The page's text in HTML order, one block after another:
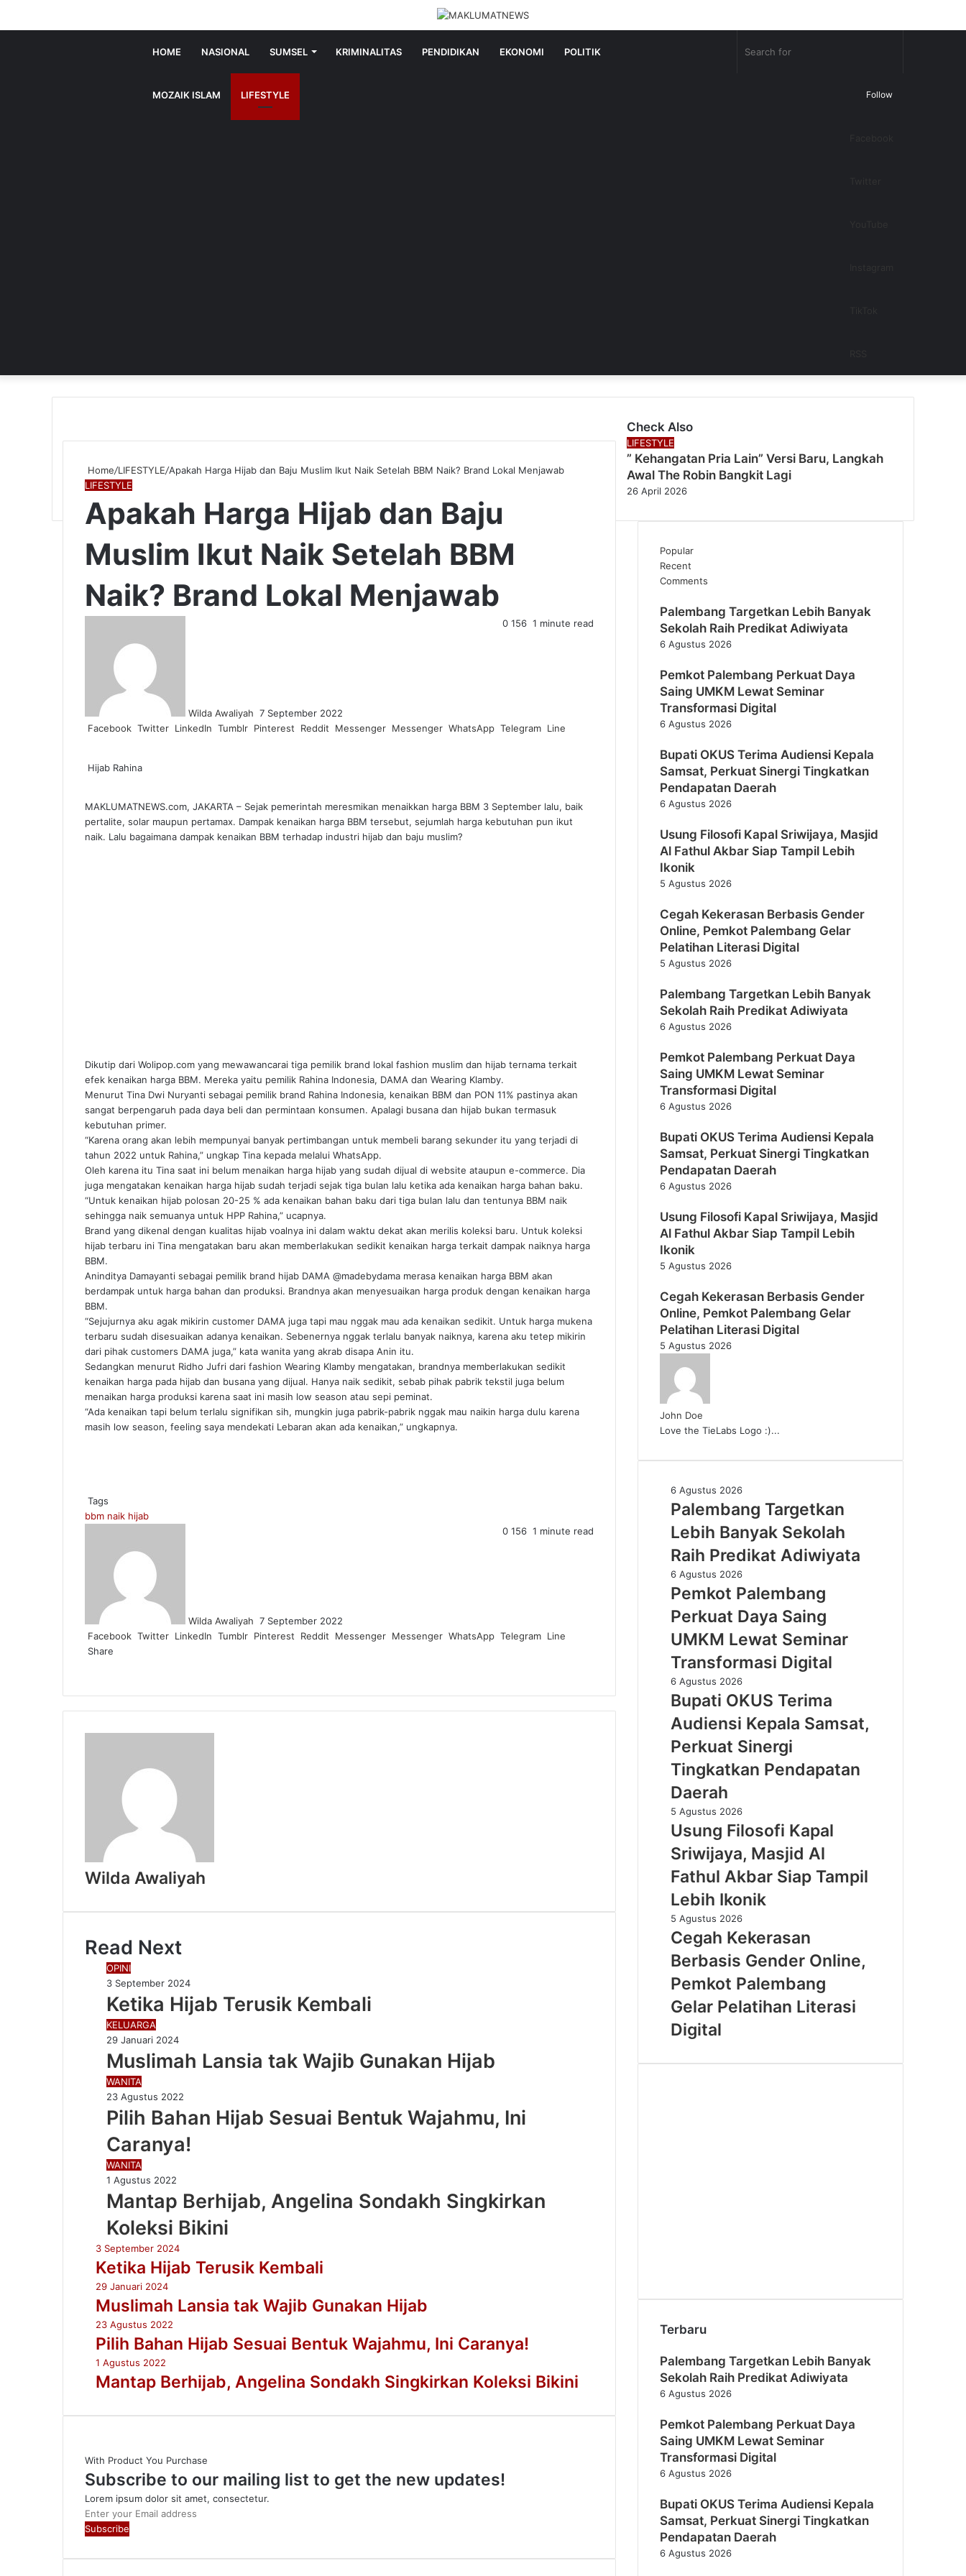
HOME NASIONAL SUMSEL KRIMINALITAS PENDIDIKAN EKONOMI POLITIK
MOZAIK ISLAM LIFESTYLE for
Random
Follow
Home/LIFESTYLE/Apakah Harga Hijab dan Baju Muslim Ikut Naik Setelah BBM Naik? Brand Lokal Menjawab
LIFESTYLE
Apakah Harga Hijab dan Baju
Muslim Ikut Naik Setelah BBM
Naik? Brand Lokal Menjawab
Wilda Awaliyah 7 September 2022
0 156 1 minute read
Facebook Twitter LinkedIn Tumblr Pinterest Reddit Messenger Messenger WhatsApp Telegram Line
Hijab Rahina
MAKLUMATNEWS.com, JAKARTA – Sejak pemerintah meresmikan menaikkan harga BBM 3 September lalu, baik
pertalite, solar maupun pertamax. Dampak kenaikan harga BBM tersebut, sejumlah harga kebutuhan pun ikut
naik. Lalu bagaimana dampak kenaikan BBM terhadap industri hijab dan baju muslim?
Dikutip dari Wolipop.com yang mewawancarai tiga pemilik brand lokal fashion muslim dan hijab ternama terkait
efek kenaikan harga BBM. Mereka yaitu pemilik Rahina Indonesia, DAMA dan Wearing Klamby.
Menurut Tina Dwi Nuryanti sebagai pemilik brand Rahina Indonesia, kenaikan BBM dan PON 11% pastinya akan
sangat berpengaruh pada daya beli dan permintaan konsumen. Apalagi busana dan hijab bukan termasuk
kebutuhan primer.
“Karena orang akan lebih mempunyai banyak pertimbangan untuk membeli barang sekunder itu yang terjadi di
tahun 2022 untuk Rahina,” ungkap Tina kepada melalui WhatsApp.
Oleh karena itu Tina saat ini belum menaikan harga hijab yang sudah dijual di website ataupun e-commerce. Dia
juga mengatakan kenaikan harga hijab sudah terjadi sejak tiga bulan lalu ketika ada kenaikan harga bahan baku.
“Untuk kenaikan hijab polosan 20-25 % ada kenaikan bahan baku dari tiga bulan lalu dan tentunya BBM naik
sehingga naik semuanya untuk HPP Rahina,” ucapnya.
Brand yang dikenal dengan kualitas hijab voalnya ini dalam waktu dekat akan merilis koleksi baru. Untuk koleksi
hijab terbaru ini Tina mengatakan baru akan memberlakukan sedikit kenaikan harga terkait dampak naiknya harga
BBM.
Aninditya Damayanti sebagai pemilik brand hijab DAMA @madebydama merasa kenaikan harga BBM akan
berdampak untuk harga bahan dan produksi. Brandnya akan menyesuaikan harga produk dengan kenaikan harga
BBM.
“Sejujurnya aku agak mikirin customer DAMA juga tapi mau nggak mau ada kenaikan sedikit. Untuk harga mukena
terbaru sudah disesuaikan adanya kenaikan. Sebenernya nggak terlalu banyak naiknya, karena aku tetep mikirin
dari pihak customers DAMA juga,” kata wanita yang akrab disapa Anin itu.
Sedangkan menurut Ridho Jufri dari fashion Wearing Klamby mengatakan, brandnya memberlakukan sedikit
kenaikan harga pada hijab dan busana yang dijual. Hanya naik sedikit, sebab pihak pabrik tekstil juga belum
menaikan harga produksi karena saat ini masih low season atau sepi peminat.
“Ada kenaikan tapi belum terlalu signifikan sih, mungkin juga pabrik-pabrik nggak mau naikin harga dulu karena
masih low season, feeling saya mendekati Lebaran akan ada kenaikan,” ungkapnya.
Tags
bbm naik hijab
Wilda Awaliyah 7 September 2022
0 156 1 minute read
Facebook Twitter LinkedIn Tumblr Pinterest Reddit Messenger Messenger WhatsApp Telegram Line
Share
Email
Wilda Awaliyah
Read Next
OPINI
3 September 2024
Ketika Hijab Terusik Kembali
KELUARGA
29 Januari 2024
Muslimah Lansia tak Wajib Gunakan Hijab
WANITA
23 Agustus 2022
Pilih Bahan Hijab Sesuai Bentuk Wajahmu, Ini
Caranya!
WANITA
1 Agustus 2022
Mantap Berhijab, Angelina Sondakh Singkirkan
Koleksi Bikini
3 September 2024
Ketika Hijab Terusik Kembali
29 Januari 2024
Muslimah Lansia tak Wajib Gunakan Hijab
23 Agustus 2022
Pilih Bahan Hijab Sesuai Bentuk Wajahmu, Ini Caranya!
1 Agustus 2022
Mantap Berhijab, Angelina Sondakh Singkirkan Koleksi Bikini
With Product You Purchase
Subscribe to our mailing list to get the new updates!
Lorem ipsum dolor sit amet, consectetur.
Enter
your
address
Check Also
Close
LIFESTYLE
” Kehangatan Pria Lain” Versi Baru, Langkah
Awal The Robin Bangkit Lagi
26 April 2026
Popular
Recent
Comments
Palembang Targetkan Lebih Banyak
Sekolah Raih Predikat Adiwiyata
6 Agustus 2026
Pemkot Palembang Perkuat Daya
Saing UMKM Lewat Seminar
Transformasi Digital
6 Agustus 2026
Bupati OKUS Terima Audiensi Kepala
Samsat, Perkuat Sinergi Tingkatkan
Pendapatan Daerah
6 Agustus 2026
Usung Filosofi Kapal Sriwijaya, Masjid
Al Fathul Akbar Siap Tampil Lebih
Ikonik
5 Agustus 2026
Cegah Kekerasan Berbasis Gender
Online, Pemkot Palembang Gelar
Pelatihan Literasi Digital
5 Agustus 2026
Palembang Targetkan Lebih Banyak
Sekolah Raih Predikat Adiwiyata
6 Agustus 2026
Pemkot Palembang Perkuat Daya
Saing UMKM Lewat Seminar
Transformasi Digital
6 Agustus 2026
Bupati OKUS Terima Audiensi Kepala
Samsat, Perkuat Sinergi Tingkatkan
Pendapatan Daerah
6 Agustus 2026
Usung Filosofi Kapal Sriwijaya, Masjid
Al Fathul Akbar Siap Tampil Lebih
Ikonik
5 Agustus 2026
Cegah Kekerasan Berbasis Gender
Online, Pemkot Palembang Gelar
Pelatihan Literasi Digital
5 Agustus 2026
John Doe
Love the TieLabs Logo :)...
Palembang
Targetkan
Lebih
Banyak
Sekolah
Raih
Predikat
Adiwiyata
6 Agustus 2026
Palembang Targetkan
Lebih Banyak Sekolah
Raih Predikat Adiwiyata
Pemkot
Palembang
Perkuat
Daya
Saing
UMKM
Lewat
Seminar
Transformasi
Digital
6 Agustus 2026
Pemkot Palembang
Perkuat Daya Saing
UMKM Lewat Seminar
Transformasi Digital
Bupati
OKUS
Terima
Audiensi
Kepala
Samsat,
Perkuat
Sinergi
Tingkatkan
Pendapatan
Daerah
6 Agustus 2026
Bupati OKUS Terima
Audiensi Kepala Samsat,
Perkuat Sinergi
Tingkatkan Pendapatan
Daerah
Usung
Filosofi
Kapal
Sriwijaya,
Masjid
Al
Fathul
Akbar
Siap
Tampil
Lebih
Ikonik
5 Agustus 2026
Usung Filosofi Kapal
Sriwijaya, Masjid Al
Fathul Akbar Siap Tampil
Lebih Ikonik
Cegah
Kekerasan
Berbasis
Gender
Online,
Pemkot
Palembang
Gelar
Pelatihan
5 Agustus 2026
Cegah Kekerasan
Berbasis Gender Online,
Pemkot Palembang
Gelar Pelatihan Literasi
Digital
Terbaru
Palembang Targetkan Lebih Banyak
Sekolah Raih Predikat Adiwiyata
6 Agustus 2026
Pemkot Palembang Perkuat Daya
Saing UMKM Lewat Seminar
Transformasi Digital
6 Agustus 2026
Bupati OKUS Terima Audiensi Kepala
Samsat, Perkuat Sinergi Tingkatkan
Pendapatan Daerah
6 Agustus 2026